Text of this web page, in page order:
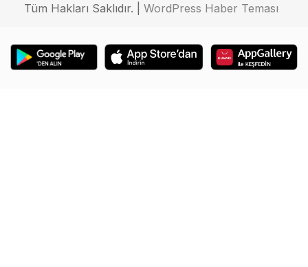
Tüm Hakları Saklıdır. | WordPress Haber Teması